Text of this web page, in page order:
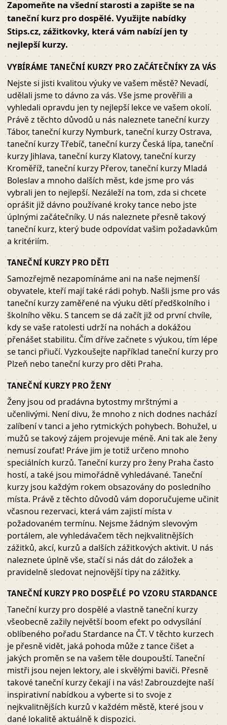
Zapomeňte na všední starosti a zapište se na
taneční kurz pro dospělé. Využijte nabídky
Stips.cz, zážitkovky, která vám nabízí jen ty
nejlepší kurzy.
VYBÍRÁME TANEČNÍ KURZY PRO ZAČÁTEČNÍKY ZA VÁS
Nejste si jisti kvalitou výuky ve vašem městě? Nevadí,
udělali jsme to dávno za vás. Vše jsme prověřili a
vyhledali opravdu jen ty nejlepší lekce ve vašem okolí.
Právě z těchto důvodů u nás naleznete taneční kurzy
Tábor, taneční kurzy Nymburk, taneční kurzy Ostrava,
taneční kurzy Třebíč, taneční kurzy Česká lípa, taneční
kurzy Jihlava, taneční kurzy Klatovy, taneční kurzy
Kroměříž, taneční kurzy Přerov, taneční kurzy Mladá
Boleslav a mnoho dalších měst, kde jsme pro vás
vybrali jen to nejlepší. Nezáleží na tom, zda si chcete
oprášit již dávno používané kroky tance nebo jste
úplnými začátečníky. U nás naleznete přesně takový
taneční kurz, který bude odpovídat vašim požadavkům
a kritériím.
TANEČNÍ KURZY PRO DĚTI
Samozřejmě nezapomínáme ani na naše nejmenší
obyvatele, kteří mají také rádi pohyb. Našli jsme pro vás
taneční kurzy zaměřené na výuku dětí předškolního i
školního věku. S tancem se dá začít již od první chvíle,
kdy se vaše ratolesti udrží na nohách a dokážou
přenášet stabilitu. Čím dříve začnete s výukou, tím lépe
se tanci přiučí. Vyzkoušejte například taneční kurzy pro
Plzeň nebo taneční kurzy pro děti Praha.
TANEČNÍ KURZY PRO ŽENY
Ženy jsou od pradávna bytostmy mrštnými a
učenlivými. Není divu, že mnoho z nich dodnes nachází
zalíbení v tanci a jeho rytmických pohybech. Bohužel, u
mužů se takový zájem projevuje méně. Ani tak ale ženy
nemusí zoufat! Práve jim je totiž určeno mnoho
speciálních kurzů. Taneční kurzy pro ženy Praha často
hostí, a také jsou mimořádně vyhledávané. Taneční
kurzy jsou každým rokem obsazovány do posledního
místa. Právě z těchto důvodů vám doporučujeme učinit
včasnou rezervaci, která vám zajistí místa v
požadovaném termínu. Nejsme žádným slevovým
portálem, ale vyhledávačem těch nejkvalitnějších
zážitků, akcí, kurzů a dalších zážitkových aktivit. U nás
naleznete úplně vše, stačí si nás dát do záložek a
pravidelně sledovat nejnovější tipy na zážitky.
TANEČNÍ KURZY PRO DOSPĚLÉ PO VZORU STARDANCE
Taneční kurzy pro dospělé a vlastně taneční kurzy
všeobecně zažily největší boom efekt po odvysílání
oblíbeného pořadu Stardance na ČT. V těchto kurzech
je přesně vidět, jaká pohoda může z tance čišet a
jakých proměn se na vašem těle doupouští. Taneční
mistři jsou nejen lektory, ale i skvělými baviči. Přesně
takové taneční kurzy čekají i na vás! Zabrouzdejte naší
inspirativní nabídkou a vyberte si to svoje z
nejkvalitnějších kurzů v každém městě, které jsou v
dané lokalitě aktuálně k dispozici.